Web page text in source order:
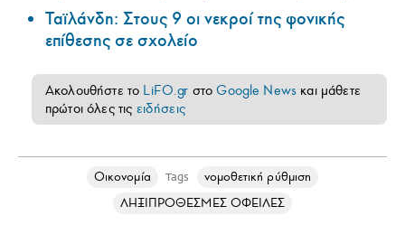
Ταϊλάνδη: Στους 9 οι νεκροί της φονικής
επίθεσης σε σχολείο
Ακολουθήστε το LiFO.gr στοGoogle News και μάθετε
πρώτοι όλες τις ειδήσεις
Οικονομία Tags
νομοθετική ρύθμιση
ΛΗΞΙΠΡΟΘΕΣΜΕΣ ΟΦΕΙΛΕΣ